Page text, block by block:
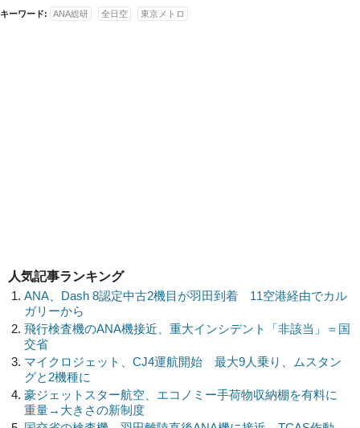
キーワード: ANA総研 全日空 東京メトロ
人気記事ランキング
ANA、Dash 8認定中古2機目が羽田到着 11空港経由でカル
ガリーから
飛行検査機のANA機接近、重大インシデント「非該当」＝国
交省
マイクロジェット、CJ4運航開始 最大9人乗り、ムスタン
グと2機種に
豪ジェットスター航空、エコノミー手荷物収納棚を有料に
重量→大きさの新制度